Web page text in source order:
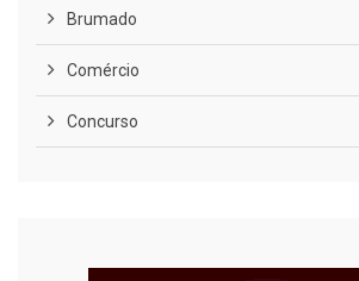
Brumado
Comércio
Concurso